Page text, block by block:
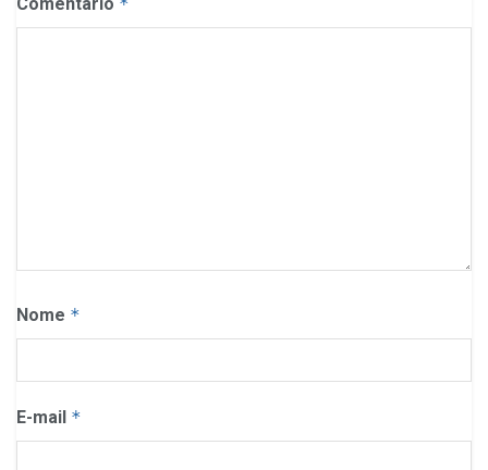
Nome *
E-mail *